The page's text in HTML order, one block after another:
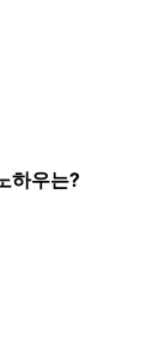
하우는?